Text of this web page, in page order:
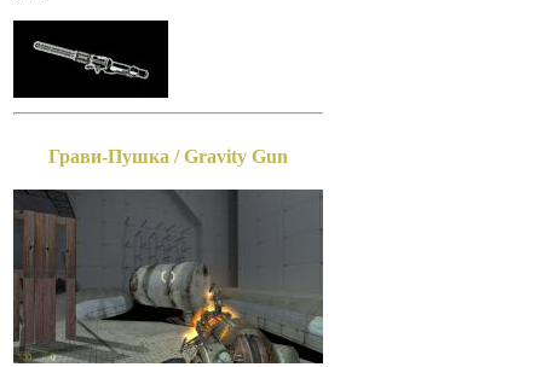
Грави-Пушка / Gravity Gun